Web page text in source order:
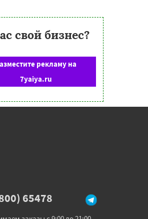
свой бизнес?
рекламу на
7yaiya.ru
65478